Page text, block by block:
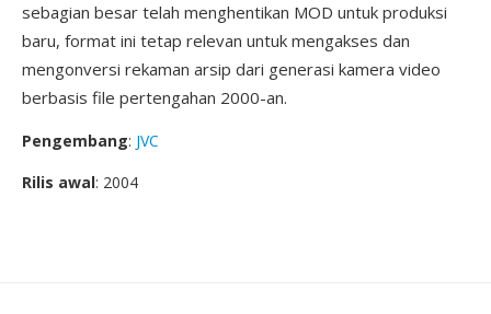
sebagian besar telah menghentikan MOD untuk produksi
baru, format ini tetap relevan untuk mengakses dan
mengonversi rekaman arsip dari generasi kamera video
berbasis file pertengahan 2000-an.
Pengembang: JVC
Rilis awal: 2004